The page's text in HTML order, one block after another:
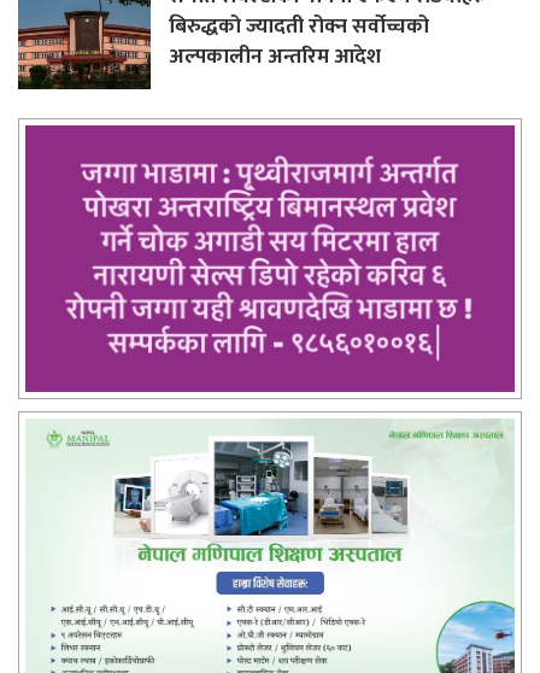
बिरुद्धको ज्यादती रोक्न सर्वोच्चको
अल्पकालीन अन्तरिम आदेश